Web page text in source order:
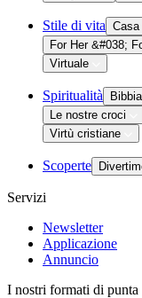
Stile di vita Casa
For Her &#038;
Virtuale
Spiritualità
Le nostre croci
Virtù cristiane
Scoperte
Servizi
Newsletter
Applicazione
Annuncio
I nostri formati di punta